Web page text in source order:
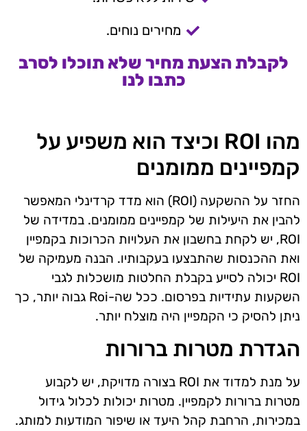
מחירים נוחים.
לקבלת הצעת מחיר שלא תוכלו לסרב
כתבו לנו
מהו ROI וכיצד הוא משפיע על
קמפיינים ממומנים
החזר על ההשקעה (ROI) הוא מדד קרדינלי המאפשר
להבין את היעילות של קמפיינים ממומנים. במדידה של
ROI, יש לקחת בחשבון את העלויות הכרוכות בקמפיין
ואת ההכנסות שהתבצעו בעקבותיו. הבנה מעמיקה של
ROI יכולה לסייע בקבלת החלטות מושכלות לגבי
השקעות עתידיות בפרסום. ככל שה-Roi גבוה יותר, כך
ניתן להסיק כי הקמפיין היה מוצלח יותר.
הגדרת מטרות ברורות
על מנת למדוד את ROI בצורה מדויקת, יש לקבוע
מטרות ברורות לקמפיין. מטרות יכולות לכלול גידול
במכירות, הרחבת קהל היעד או שיפור המודעות למותג.